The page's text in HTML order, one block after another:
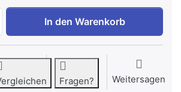
Kibernetik E9470362NF Food Center zu
In den Warenkorb
Fragen? Weitersagen